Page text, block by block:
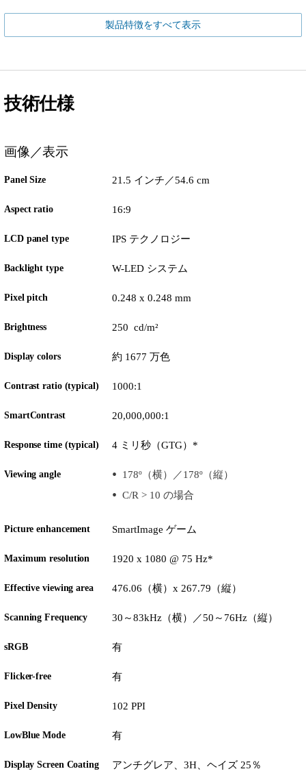
製品特徴をすべて表示
技術仕様
画像／表示
Panel Size 21.5 インチ／54.6 cm
Aspect ratio 16:9
LCD panel type IPS テクノロジー
Backlight type W-LED システム
Pixel pitch 0.248 x 0.248 mm
Brightness 250 cd/m²
Display colors 約 1677 万色
Contrast ratio (typical) 1000:1
SmartContrast 20,000,000:1
Response time (typical) 4 ミリ秒（GTG）*
Viewing angle
178º（横）／178º（縦）
C/R > 10 の場合
Picture enhancement SmartImage ゲーム
Maximum resolution 1920 x 1080 @ 75 Hz*
Effective viewing area 476.06（横）x 267.79（縦）
Scanning Frequency 30～83kHz（横）／50～76Hz（縦）
sRGB 有
Flicker-free 有
Pixel Density 102 PPI
LowBlue Mode 有
Display Screen Coating アンチグレア、3H、ヘイズ 25％